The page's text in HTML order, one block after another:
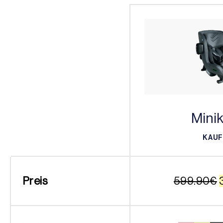
Preis 599.90€